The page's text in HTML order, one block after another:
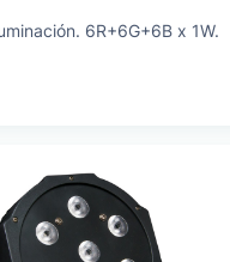
6R+6G+6B x 1W.